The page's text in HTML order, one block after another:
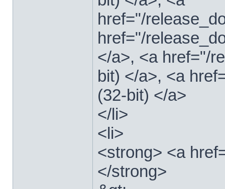
href="/
href="/
</a>, <a href="/
bit) </a>, <a
(32-bit) </a>
</li>
<li>
<strong> <a
</strong>